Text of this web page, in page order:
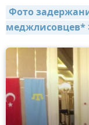
Фото
меджлисовцев*